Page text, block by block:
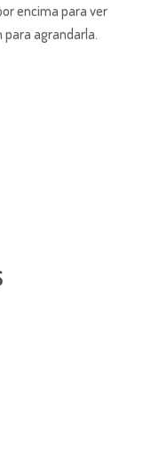
encima para ver
agrandarla.